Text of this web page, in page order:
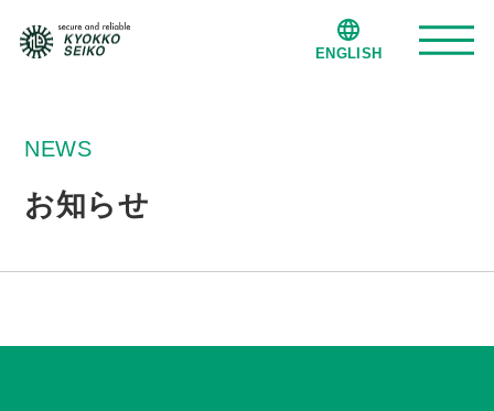
ENGLISH
事業紹介
納入・製造実績
会社案内
NEWS
お知らせ